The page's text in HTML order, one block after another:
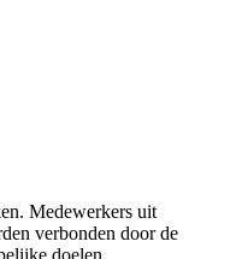
Medewerkers uit
verbonden door de
doelen.